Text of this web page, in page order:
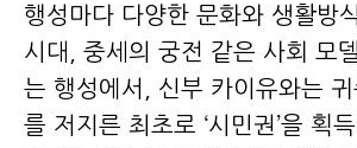
행성마다 다양한 문화와 생활방
시대, 중세의 궁전 같은 사회 모
는 행성에서, 신부 카이유와는 귀
를 저지른 최초로 ‘시민권’을 획